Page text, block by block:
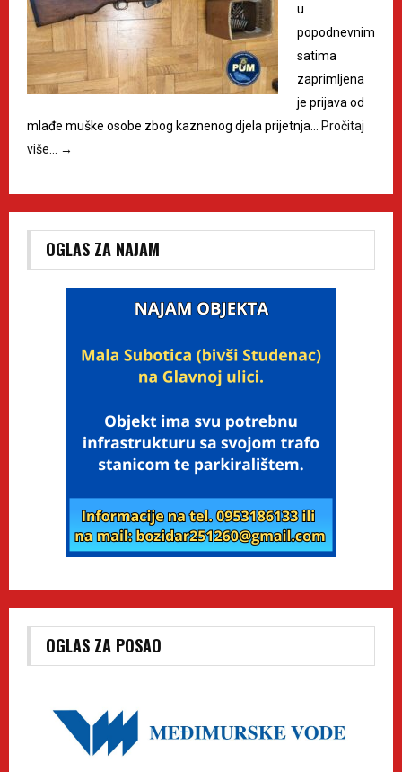
u
popodnevnim
satima
zaprimljena
je prijava od
mlađe muške osobe zbog kaznenog djela prijetnja…
Pročitaj
više…
→
OGLAS ZA NAJAM
OGLAS ZA POSAO